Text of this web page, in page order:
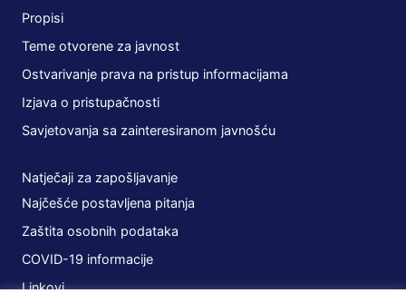
Propisi
Teme otvorene za javnost
Ostvarivanje prava na pristup informacijama
Izjava o pristupačnosti
Savjetovanja sa zainteresiranom javnošću
Natječaji za zapošljavanje
Najčešće postavljena pitanja
Zaštita osobnih podataka
COVID-19 informacije
Linkovi